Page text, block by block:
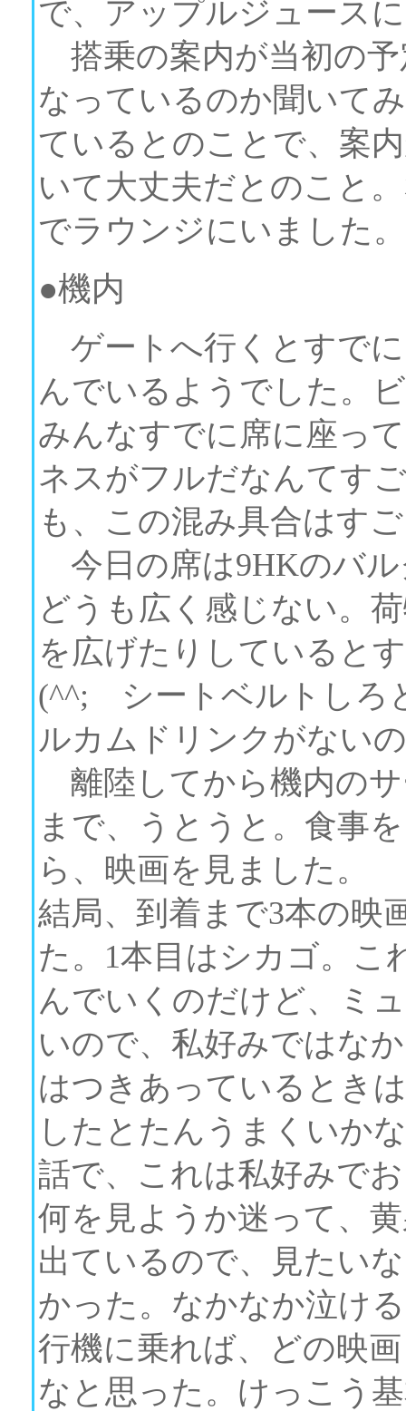
で、アップルジュース
搭乗の案内が当初の
なっているのか聞いて
ているとのことで、案
いて大丈夫だとのこと
でラウンジにいました。
●機内
ゲートへ行くとすで
んでいるようでした。
みんなすでに席に座っ
ネスがフルだなんてす
も、この混み具合はす
今日の席は9HKのバ
どうも広く感じない。
を広げたりしていると
(^^; シートベルトしろ
ルカムドリンクがない
離陸してから機内の
まで、うとうと。食事
ら、映画を見ました。
結局、到着まで3本の映
た。1本目はシカゴ。こ
んでいくのだけど、ミ
いので、私好みではな
はつきあっているとき
したとたんうまくいか
話で、これは私好みで
何を見ようか迷って、
出ているので、見たい
かった。なかなか泣け
行機に乗れば、どの映
なと思った。けっこう